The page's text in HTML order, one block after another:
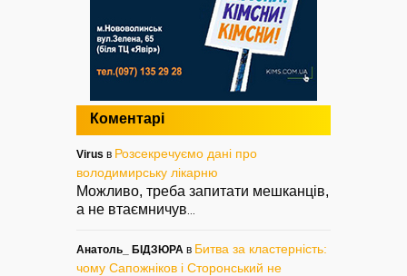
Коментарі
Virus в Розсекречуємо дані про
володимирську лікарню
Можливо, треба запитати мешканців,
а не втаємничув
Анатоль_ БІДЗЮРА в Битва за кластерність:
чому Сапожніков і Сторонський не